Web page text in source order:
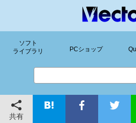
ソフト
ライブラリ
PCショップ
共有